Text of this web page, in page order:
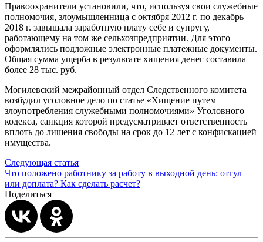
Правоохранители установили, что, используя свои служебные
полномочия, злоумышленница с октября 2012 г. по декабрь
2018 г. завышала заработную плату себе и супругу,
работающему на том же сельхозпредприятии. Для этого
оформлялись подложные электронные платежные документы.
Общая сумма ущерба в результате хищения денег составила
более 28 тыс. руб.
Могилевский межрайонный отдел Следственного комитета
возбудил уголовное дело по статье «Хищение путем
злоупотребления служебными полномочиями» Уголовного
кодекса, санкция которой предусматривает ответственность
вплоть до лишения свободы на срок до 12 лет с конфискацией
имущества.
Следующая статья
Что положено работнику за работу в выходной день: отгул
или доплата? Как сделать расчет?
Поделиться